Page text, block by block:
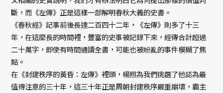
斷，而《左傳》正是這樣一部解明春秋大義的史書。
《春秋經》記事前後長達二百四十二年，《左傳》則多了十三
年，在這麼長的時間裡，豐富的史事被記錄下來，經傳合計超過
二十萬字，即使有時間通讀全書，可能也被紛亂的事件模糊了焦
點。
在《封建秩序的黃昏：左傳》裡頭，楊照為我們挑選了他認為最
值得注意的三十年，這三十年正是周朝封建秩序嚴重崩壞，霸主